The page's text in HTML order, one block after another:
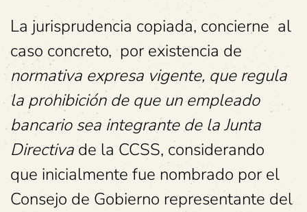
La jurisprudencia copiada, concierne al
caso concreto, por existencia de
normativa expresa vigente, que regula
la prohibición de que un empleado
bancario sea integrante de la Junta
Directiva de la CCSS, considerando
que inicialmente fue nombrado por el
Consejo de Gobierno representante del